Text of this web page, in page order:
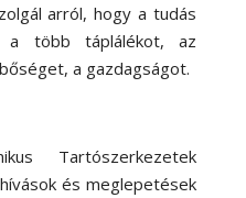
arról, hogy a tudás
a több táplálékot, az
a gazdagságot.
Tartószerkezetek
és meglepetések